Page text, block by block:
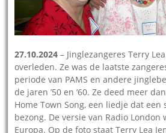
27.10.2024 – Jinglezangeres Terry
overleden. Ze was de laatste
periode van PAMS en andere
de jaren ’50 en ’60. Ze deed meer
Home Town Song, een liedje dat een
bezong. De versie van Radio London
Europa. Op de foto staat Terry Lea